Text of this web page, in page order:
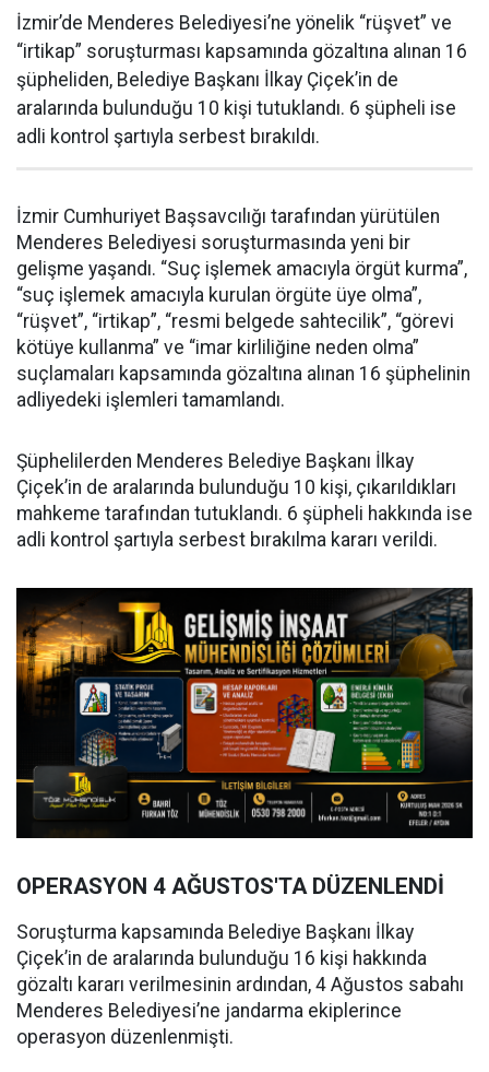
İzmir’de Menderes Belediyesi’ne yönelik “rüşvet” ve
“irtikap” soruşturması kapsamında gözaltına alınan 16
şüpheliden, Belediye Başkanı İlkay Çiçek’in de
aralarında bulunduğu 10 kişi tutuklandı. 6 şüpheli ise
adli kontrol şartıyla serbest bırakıldı.
İzmir Cumhuriyet Başsavcılığı tarafından yürütülen
Menderes Belediyesi soruşturmasında yeni bir
gelişme yaşandı. “Suç işlemek amacıyla örgüt kurma”,
“suç işlemek amacıyla kurulan örgüte üye olma”,
“rüşvet”, “irtikap”, “resmi belgede sahtecilik”, “görevi
kötüye kullanma” ve “imar kirliliğine neden olma”
suçlamaları kapsamında gözaltına alınan 16 şüphelinin
adliyedeki işlemleri tamamlandı.
Şüphelilerden Menderes Belediye Başkanı İlkay
Çiçek’in de aralarında bulunduğu 10 kişi, çıkarıldıkları
mahkeme tarafından tutuklandı. 6 şüpheli hakkında ise
adli kontrol şartıyla serbest bırakılma kararı verildi.
OPERASYON 4 AĞUSTOS'TA DÜZENLENDİ
Soruşturma kapsamında Belediye Başkanı İlkay
Çiçek’in de aralarında bulunduğu 16 kişi hakkında
gözaltı kararı verilmesinin ardından, 4 Ağustos sabahı
Menderes Belediyesi’ne jandarma ekiplerince
operasyon düzenlenmişti.